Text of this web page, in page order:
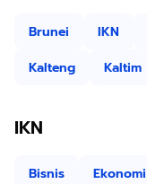
Brunei IKN
Kalteng
Kaltim
IKN
Bisnis Ekonomi